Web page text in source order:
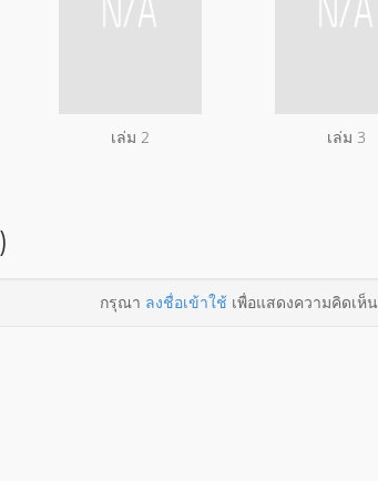
เล่ม 2 เล่ม 3
กรุณา ลงชื่อเข้าใช้เพื่อแสดงความคิดเห็น